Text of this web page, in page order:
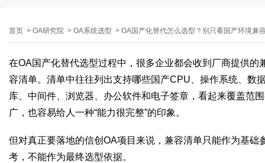
首页 > OA研究院 > OA系统选型 > OA国产化替代怎么选型？别只看国产环境兼容清
在OA国产化替代选型过程中，很多企业都会收到厂商提供的
容清单。清单中往往列出支持哪些国产CPU、操作系统、数
库、中间件、浏览器、办公软件和电子签章，看起来覆盖范
广，也容易给人一种“能力很完整”的印象。
但对真正要落地的信创OA项目来说，兼容清单只能作为基础
考，不能作为最终选型依据。